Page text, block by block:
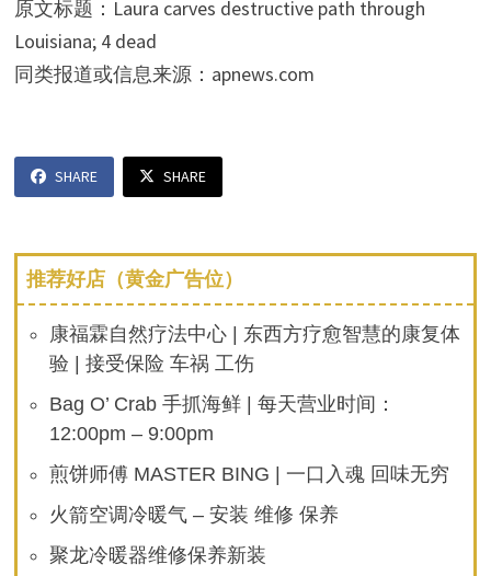
原文标题：Laura carves destructive path through
Louisiana; 4 dead
同类报道或信息来源：apnews.com
SHARE SHARE
推荐好店（黄金广告位）
康福霖自然疗法中心 | 东西方疗愈智慧的康复体
验 | 接受保险 车祸 工伤
Bag O’ Crab 手抓海鲜 | 每天营业时间：
12:00pm – 9:00pm
煎饼师傅 MASTER BING | 一口入魂 回味无穷
火箭空调冷暖气 – 安装 维修 保养
聚龙冷暖器维修保养新装